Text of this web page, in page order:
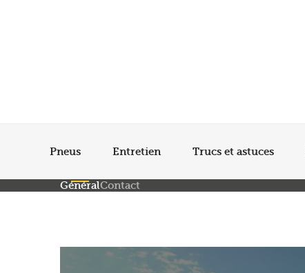
Pneus Entretien Trucs et astuces
GénéralContact